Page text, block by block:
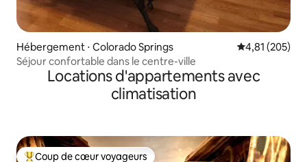
Hébergement ⋅ Colorado Springs Évaluation
4,81 (205)
Séjour confortable dans le centre-ville
Locations d'appartements avec
climatisation
Coup de cœur voyageurs